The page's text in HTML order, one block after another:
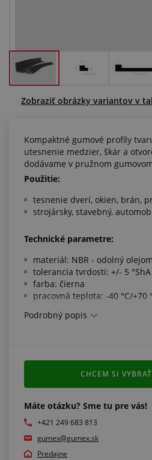
O nás a kariéra
Zobraziť obrázky variantov v
Kompaktné gumové profily
utesnenie medzier, škár a
dodávame v pružnom
Použitie:
tesnenie dverí, okien, brán,
strojársky, stavebný,
Technické parametre:
materiál: NBR - odolný olejom
tolerancia tvrdosti: +/- 5 °ShA
farba: čierna
pracovná teplota: -40 °C/+70
Spĺňa normy:
Ďalšie informácie:
ktorých je zložené jedno
môžete navštíviť našu sekciu "
mieru"
Podrobný popis
Máte otázku? Sme tu pre vás!
+421 249 683 813
gumex@gumex.sk
Predajne
CHCEM SI